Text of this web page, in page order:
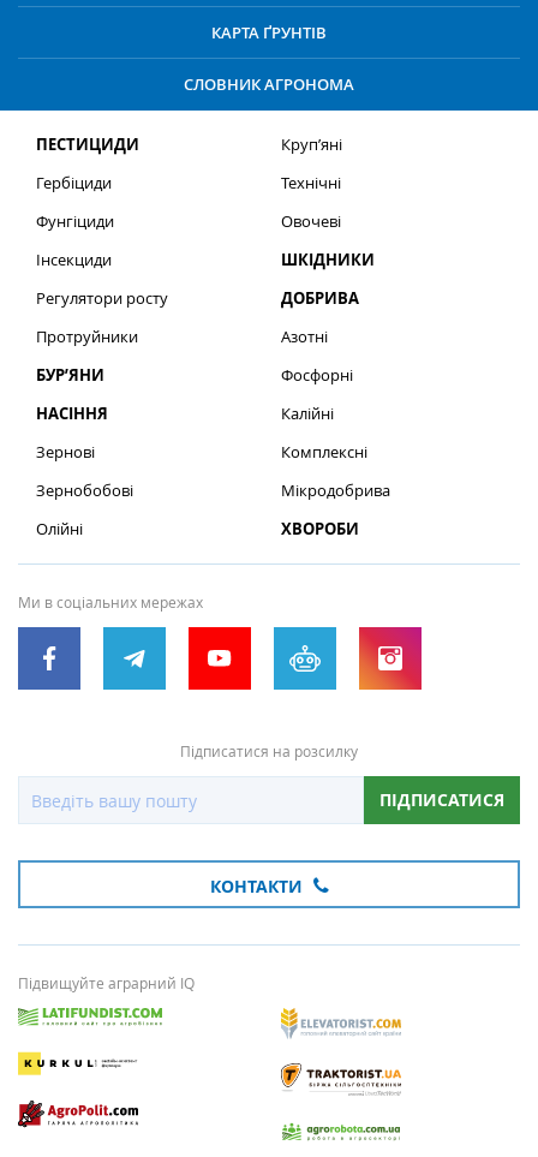
КАРТА ҐРУНТІВ
СЛОВНИК АГРОНОМА
ПЕСТИЦИДИ
Гербіциди
Фунгіциди
Інсекциди
Регулятори росту
Протруйники
БУР’ЯНИ
НАСІННЯ
Зернові
Зернобобові
Олійні
Круп’яні
Технічні
Овочеві
ШКІДНИКИ
ДОБРИВА
Азотні
Фосфорні
Калійні
Комплексні
Мікродобрива
ХВОРОБИ
Ми в соціальних мережах
Підписатися на розсилку
ПІДПИСАТИСЯ
КОНТАКТИ
Підвищуйте аграрний IQ